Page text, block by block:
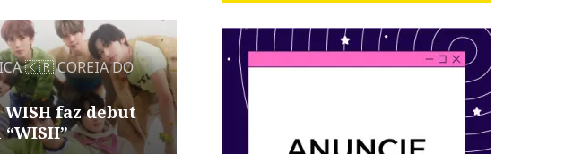
🇰🇷 COREIA DO
WISH faz debut